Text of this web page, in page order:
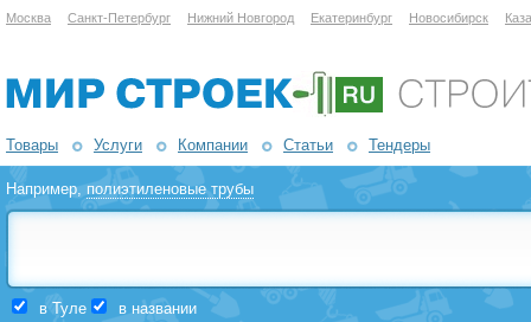
Москва Санкт-Петербург Нижний Новгород Екатеринбург Новосибирск
Товары Услуги Компании Статьи Тендеры
Например,полиэтиленовые трубы
в Туле в названии